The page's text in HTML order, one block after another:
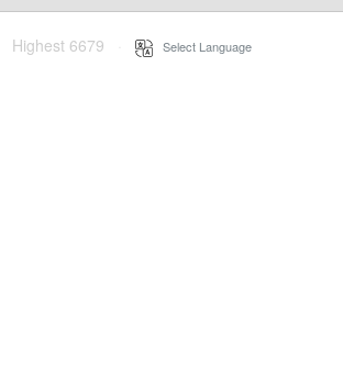
Highest 6679 Select Language